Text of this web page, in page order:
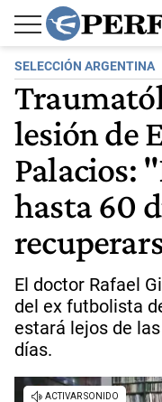
SELECCIÓN ARGENTINA
lesión de
Palacios:
hasta 60
El doctor Rafael
del ex futbolista
estará lejos de
días.